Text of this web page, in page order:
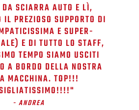
SCIARRA AUTO E LÌ,
IL PREZIOSO SUPPORTO DI
E SUPER-
E DI TUTTO LO STAFF,
TEMPO SIAMO USCITI
A BORDO DELLA NOSTRA
MACCHINA. TOP!!!
- ANDREA